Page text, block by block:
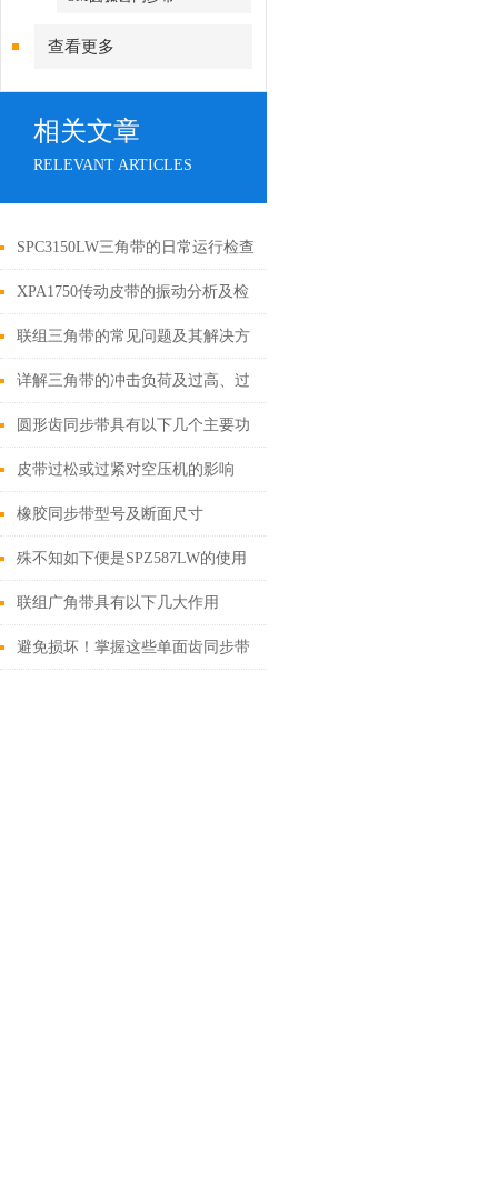
查看更多
相关文章
RELEVANT ARTICLES
SPC3150LW三角带的日常运行检查
与调整如下
XPA1750传动皮带的振动分析及检
查重点
联组三角带的常见问题及其解决方
法如下
详解三角带的冲击负荷及过高、过
低张紧力
圆形齿同步带具有以下几个主要功
能
皮带过松或过紧对空压机的影响
橡胶同步带型号及断面尺寸
殊不知如下便是SPZ587LW的使用
技巧所在
联组广角带具有以下几大作用
避免损坏！掌握这些单面齿同步带